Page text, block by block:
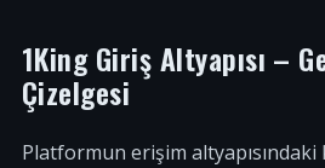
1King Giriş Altyapısı –
Çizelgesi
Platformun erişim